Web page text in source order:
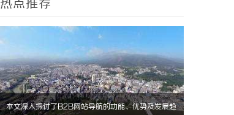
热点推荐
本文深入探讨了B2B网站导航的功能、优势及发展趋